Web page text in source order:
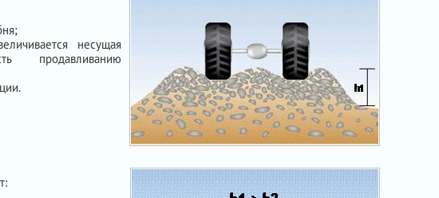
несущая
продавливанию